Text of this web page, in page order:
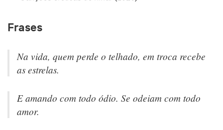
Frases
Na vida, quem perde o telhado, em troca recebe
as estrelas.
E amando com todo ódio. Se odeiam com todo
amor.